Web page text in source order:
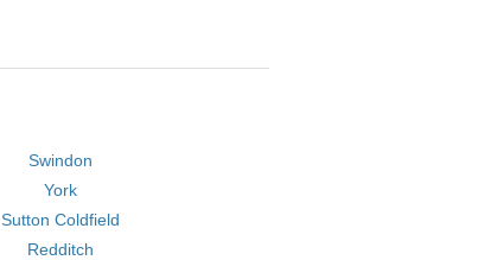
Swindon
York
Sutton Coldfield
Redditch